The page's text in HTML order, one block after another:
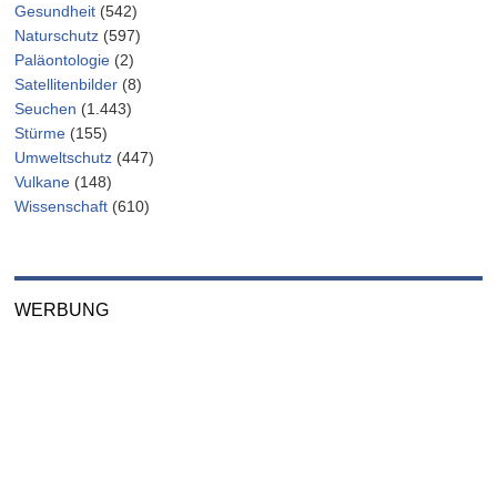
Gesundheit (542)
Naturschutz (597)
Paläontologie (2)
Satellitenbilder (8)
Seuchen (1.443)
Stürme (155)
Umweltschutz (447)
Vulkane (148)
Wissenschaft (610)
WERBUNG